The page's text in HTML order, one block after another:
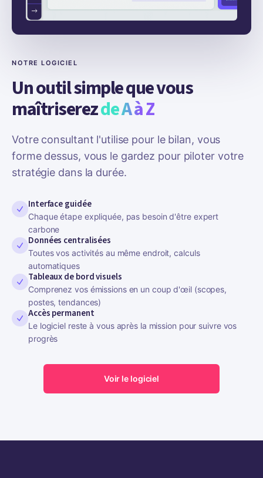
NOTRE LOGICIEL
Un outil simple que vous
maîtriserezde A à Z
Votre consultant l'utilise pour le bilan, vous
forme dessus, vous le gardez pour piloter votre
stratégie dans la durée.
Interface guidée
Chaque étape expliquée, pas besoin d'être expert
carbone
Données centralisées
Toutes vos activités au même endroit, calculs
automatiques
Tableaux de bord visuels
Comprenez vos émissions en un coup d'œil (scopes,
postes, tendances)
Accès permanent
Le logiciel reste à vous après la mission pour suivre vos
progrès
Voir le logiciel